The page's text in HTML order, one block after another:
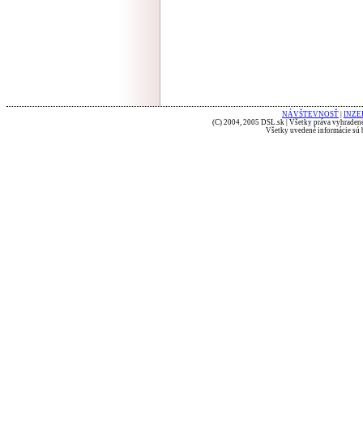
NÁVŠTEVNOSŤ
(C) 2004, 2005 DSL.sk | Všetky práva
Všetky uvedené informácie sú